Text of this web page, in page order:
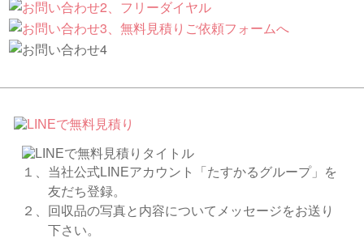
１、当社公式LINEアカウント「たすかるグループ」を
友だち登録。
２、回収品の写真と内容についてメッセージをお送り
下さい。